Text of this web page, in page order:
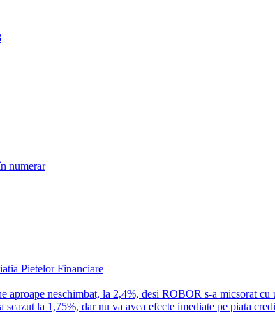
numerar
Pietelor Financiare
neschimbat, la 2,4%, desi ROBOR s-a micsorat cu
la 1,75%, dar nu va avea efecte imediate pe piata